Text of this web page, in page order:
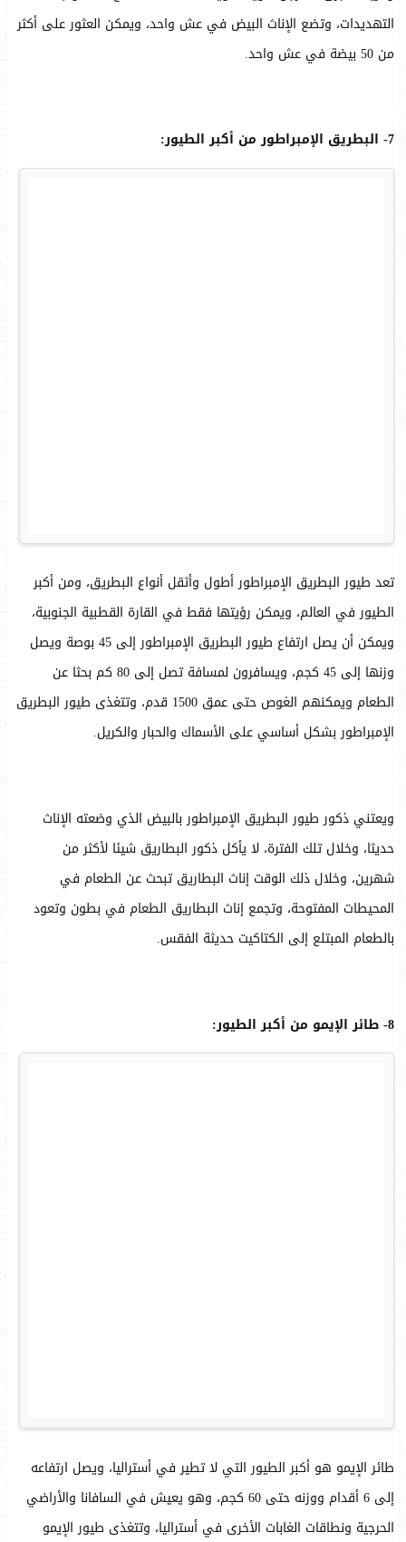
التهديدات، وتضع الإناث البيض في عش واحد، ويمكن العثور على أكثر
من 50 بيضة في عش واحد.
7- البطريق الإمبراطور من أكبر الطيور:
تعد طيور البطريق الإمبراطور أطول وأثقل أنواع البطريق، ومن أكبر
الطيور في العالم، ويمكن رؤيتها فقط في القارة القطبية الجنوبية،
ويمكن أن يصل ارتفاع طيور البطريق الإمبراطور إلى 45 بوصة ويصل
وزنها إلى 45 كجم، ويسافرون لمسافة تصل إلى 80 كم بحثا عن
الطعام ويمكنهم الغوص حتى عمق 1500 قدم، وتتغذى طيور البطريق
الإمبراطور بشكل أساسي على الأسماك والحبار والكريل.
ويعتني ذكور طيور البطريق الإمبراطور بالبيض الذي وضعته الإناث
حديثا، وخلال تلك الفترة، لا يأكل ذكور البطاريق شيئا لأكثر من
شهرين، وخلال ذلك الوقت إناث البطاريق تبحث عن الطعام في
المحيطات المفتوحة، وتجمع إناث البطاريق الطعام في بطون وتعود
بالطعام المبتلع إلى الكتاكيت حديثة الفقس.
8- طائر الإيمو من أكبر الطيور:
طائر الإيمو هو أكبر الطيور التي لا تطير في أستراليا، ويصل ارتفاعه
إلى 6 أقدام ووزنه حتى 60 كجم، وهو يعيش في السافانا والأراضي
الحرجية ونطاقات الغابات الأخرى في أستراليا، وتتغذى طيور الإيمو